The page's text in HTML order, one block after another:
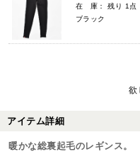
在 庫： 残り 1点
ブラック
欲
アイテム詳細
暖かな総裏起毛のレギンス。